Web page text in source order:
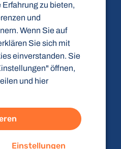
zu bieten,
und
Wenn Sie auf
Sie sich mit
einverstanden. Sie
öffnen,
und hier
Einstellungen